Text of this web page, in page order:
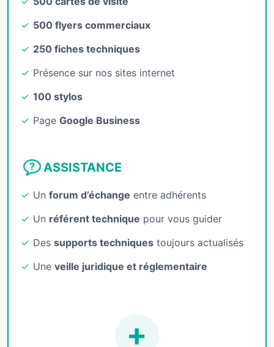
500 flyers commerciaux
250 fiches techniques
Présence sur nos sites internet
100 stylos
Page Google Business
ASSISTANCE
Un forum d’échange entre adhérents
Un référent technique pour vous guider
Des supports techniques toujours actualisés
Une veille juridique et réglementaire